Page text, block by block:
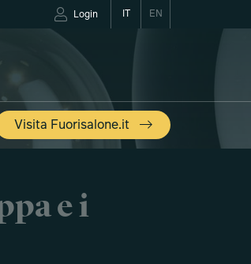
EN
Login
Visita Fuorisalone.it
e i